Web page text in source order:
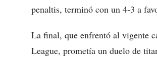
penaltis, terminó con un 4-3 a
La final, que enfrentó al vigente
League, prometía un duelo de